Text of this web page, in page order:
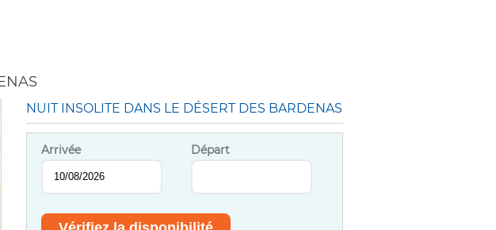
NUIT INSOLITE DANS LE DÉSERT DES BARDENAS
Arrivée Départ